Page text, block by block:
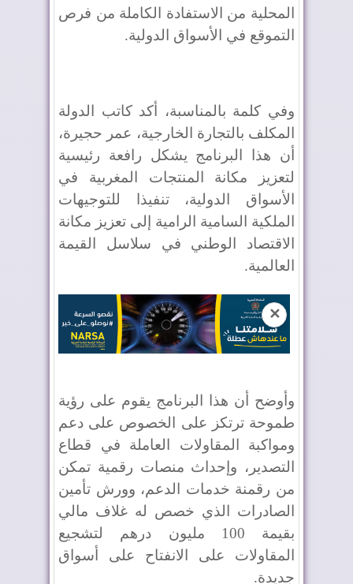
المحلية من الاستفادة الكاملة من فرص
التموقع في الأسواق الدولية.
وفي كلمة بالمناسبة، أكد كاتب الدولة
المكلف بالتجارة الخارجية، عمر حجيرة،
أن هذا البرنامج يشكل رافعة رئيسية
لتعزيز مكانة المنتجات المغربية في
الأسواق الدولية، تنفيذا للتوجيهات
الملكية السامية الرامية إلى تعزيز مكانة
الاقتصاد الوطني في سلاسل القيمة
العالمية.
✕
وأوضح أن هذا البرنامج يقوم على رؤية
طموحة ترتكز على الخصوص على دعم
ومواكبة المقاولات العاملة في قطاع
التصدير، وإحداث منصات رقمية تمكن
من رقمنة خدمات الدعم، وورش تأمين
الصادرات الذي خصص له غلاف مالي
بقيمة 100 مليون درهم لتشجيع
المقاولات على الانفتاح على أسواق
جديدة.